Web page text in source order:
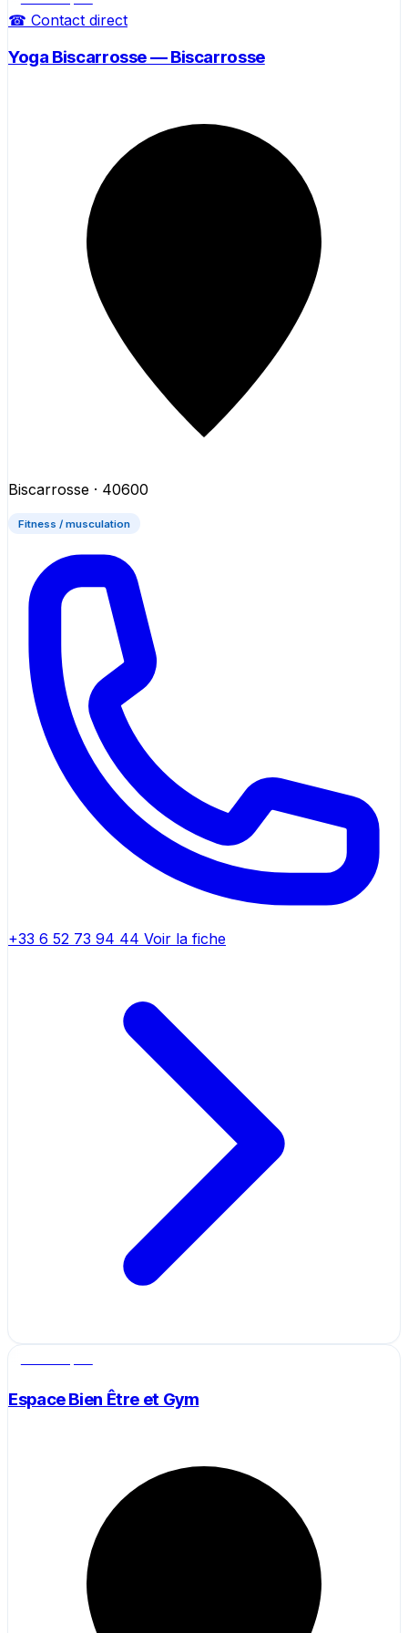
☎ Contact direct
Yoga Biscarrosse — Biscarrosse
Biscarrosse · 40600
Fitness / musculation
+33 6 52 73 94 44 Voir la fiche
Espace Bien Être et Gym